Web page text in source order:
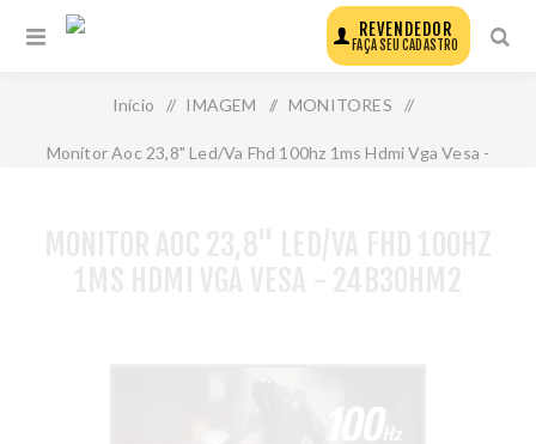
REVENDEDOR
FAÇA SEU CADASTRO
Início / IMAGEM / MONITORES /
Monitor Aoc 23,8" Led/Va Fhd 100hz 1ms Hdmi Vga Vesa -